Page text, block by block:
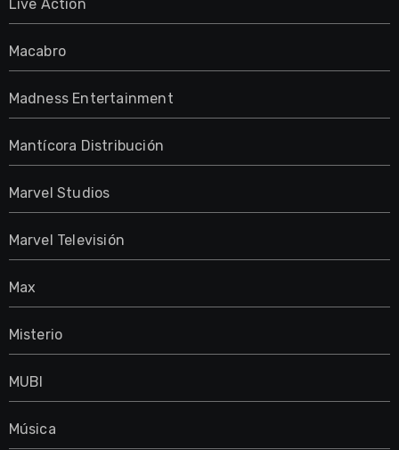
Live Action
Macabro
Madness Entertainment
Mantícora Distribución
Marvel Studios
Marvel Televisión
Max
Misterio
MUBI
Música